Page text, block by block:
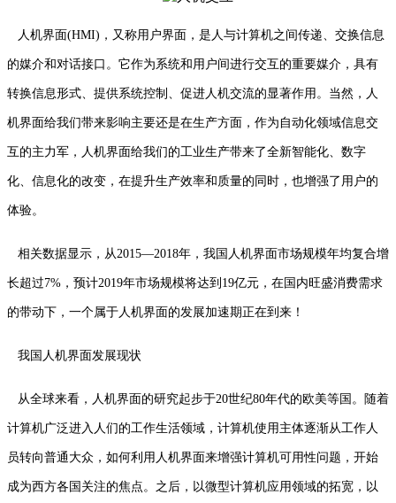
人机界面(HMI)，又称用户界面，是人与计算机之间传递、交换信息
的媒介和对话接口。它作为系统和用户间进行交互的重要媒介，具有
转换信息形式、提供系统控制、促进人机交流的显著作用。当然，人
机界面给我们带来影响主要还是在生产方面，作为自动化领域信息交
互的主力军，人机界面给我们的工业生产带来了全新智能化、数字
化、信息化的改变，在提升生产效率和质量的同时，也增强了用户的
体验。
相关数据显示，从2015—2018年，我国人机界面市场规模年均复合增
长超过7%，预计2019年市场规模将达到19亿元，在国内旺盛消费需求
的带动下，一个属于人机界面的发展加速期正在到来！
我国人机界面发展现状
从全球来看，人机界面的研究起步于20世纪80年代的欧美等国。随着
计算机广泛进入人们的工作生活领域，计算机使用主体逐渐从工作人
员转向普通大众，如何利用人机界面来增强计算机可用性问题，开始
成为西方各国关注的焦点。之后，以微型计算机应用领域的拓宽，以